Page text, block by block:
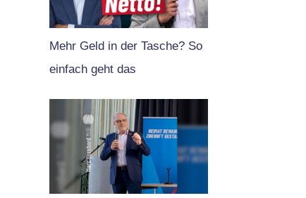
Mehr Geld in der Tasche? So
einfach geht das